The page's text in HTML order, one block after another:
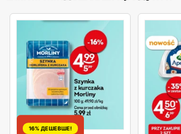
16% ДЕШЕВШЕ!